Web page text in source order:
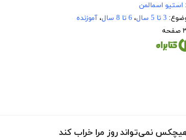
استیو اسمالمن
3 تا 5 سال ، 6 تا 8 سال ، آموزنده
نمی‌تواند روز مرا خراب کند